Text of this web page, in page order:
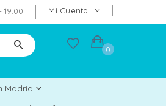
Mi Cuenta
0
Madrid